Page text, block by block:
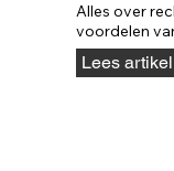
Alles over
voordelen
zaak,
keuzetips.
Lees artikel